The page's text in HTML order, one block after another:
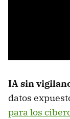
IA sin
datos
para los